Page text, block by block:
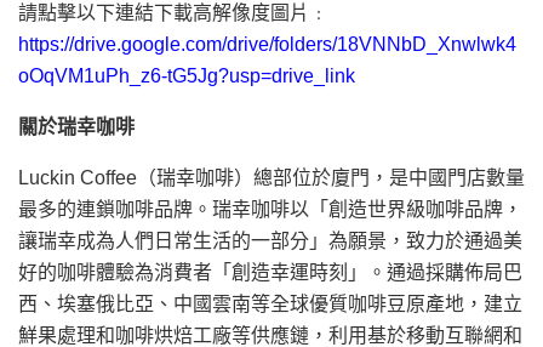
請點擊以下連結下載高解像度圖片﹕
https://drive.google.com/drive/folders/18VNNbD_Xnwlwk4
oOqVM1uPh_z6-tG5Jg?usp=drive_link
關於瑞幸咖啡
Luckin Coffee（瑞幸咖啡）總部位於廈門，是中國門店數量
最多的連鎖咖啡品牌。瑞幸咖啡以「創造世界級咖啡品牌，
讓瑞幸成為人們日常生活的一部分」為願景，致力於通過美
好的咖啡體驗為消費者「創造幸運時刻」。通過採購佈局巴
西、埃塞俄比亞、中國雲南等全球優質咖啡豆原產地，建立
鮮果處理和咖啡烘焙工廠等供應鏈，利用基於移動互聯網和